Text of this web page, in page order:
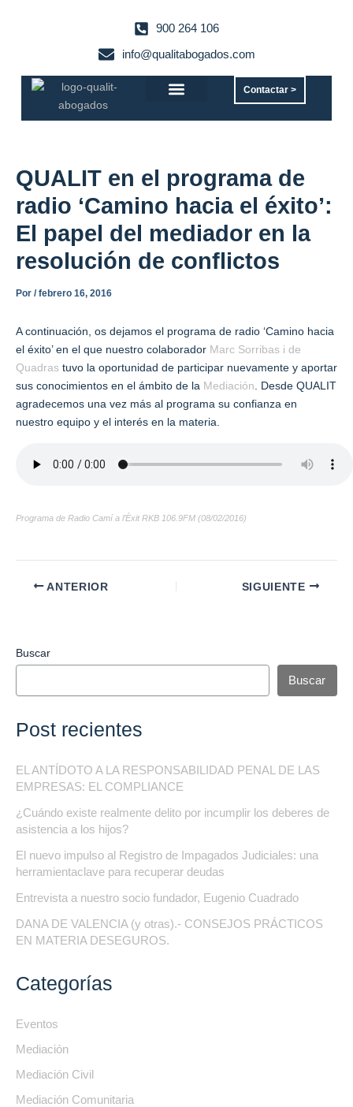
900 264 106
info@qualitabogados.com
Contactar >
QUALIT en el programa de
radio ‘Camino hacia el éxito’:
El papel del mediador en la
resolución de conflictos
Por /febrero 16, 2016
A continuación, os dejamos el programa de radio ‘Camino hacia
el éxito’ en el que nuestro colaborador Marc Sorribas i de
Quadras tuvo la oportunidad de participar nuevamente y aportar
sus conocimientos en el ámbito de la Mediación . Desde QUALIT
agradecemos una vez más al programa su confianza en
nuestro equipo y el interés en la materia.
Programa de Radio Camí a l’Èxit RKB 106.9FM (08/02/2016)
ANTERIOR SIGUIENTE
Buscar
Buscar
Post recientes
EL ANTÍDOTO A LA RESPONSABILIDAD PENAL DE LAS
EMPRESAS: EL COMPLIANCE
¿Cuándo existe realmente delito por incumplir los deberes de
asistencia a los hijos?
El nuevo impulso al Registro de Impagados Judiciales: una
herramientaclave para recuperar deudas
Entrevista a nuestro socio fundador, Eugenio Cuadrado
DANA DE VALENCIA (y otras).- CONSEJOS PRÁCTICOS
EN MATERIA DESEGUROS.
Categorías
Eventos
Mediación
Mediación Civil
Mediación Comunitaria